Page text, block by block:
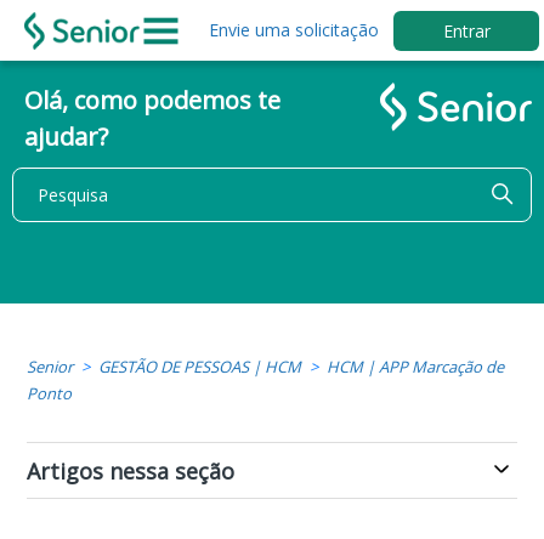
Envie uma solicitação Entrar
Olá, como podemos te
ajudar?
Senior GESTÃO DE PESSOAS | HCM
HCM | APP Marcação de
Ponto
Artigos nessa seção